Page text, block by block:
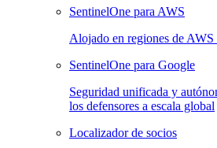
SentinelOne para AWS
Alojado en regiones de
SentinelOne para Google
Seguridad unificada y
los defensores a escala global
Localizador de socios